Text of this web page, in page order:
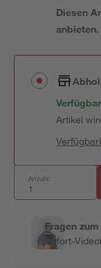
Diesen
anbieten.
Verfügbar
Artikel
Anzahl:
Fragen
Sofort-